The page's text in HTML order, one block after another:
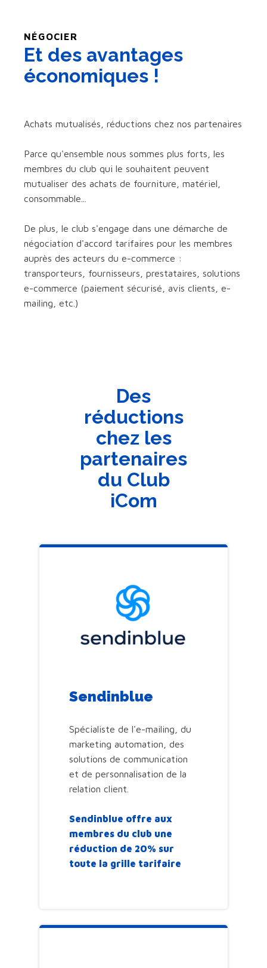
NÉGOCIER
Et des avantages
économiques !
Achats mutualisés, réductions chez nos partenaires
Parce qu'ensemble nous sommes plus forts, les
membres du club qui le souhaitent peuvent
mutualiser des achats de fourniture, matériel,
consommable...
De plus, le club s'engage dans une démarche de
négociation d'accord tarifaires pour les membres
auprès des acteurs du e-commerce :
transporteurs, fournisseurs, prestataires, solutions
e-commerce (paiement sécurisé, avis clients, e-
mailing, etc.)
Des
réductions
chez les
partenaires
du Club
iCom
Sendinblue
Spécialiste de l'e-mailing, du
marketing automation, des
solutions de communication
et de personnalisation de la
relation client.
Sendinblue offre aux
membres du club une
réduction de 20% sur
toute la grille tarifaire